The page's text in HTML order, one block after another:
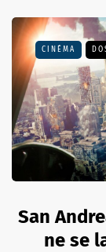
CINÉMA
San
ne se